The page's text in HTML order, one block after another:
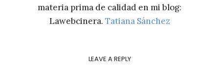
materia prima de calidad en mi blog:
Lawebcinera. Tatiana Sánchez
LEAVE A REPLY